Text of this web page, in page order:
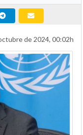
de 2024, 00:02h